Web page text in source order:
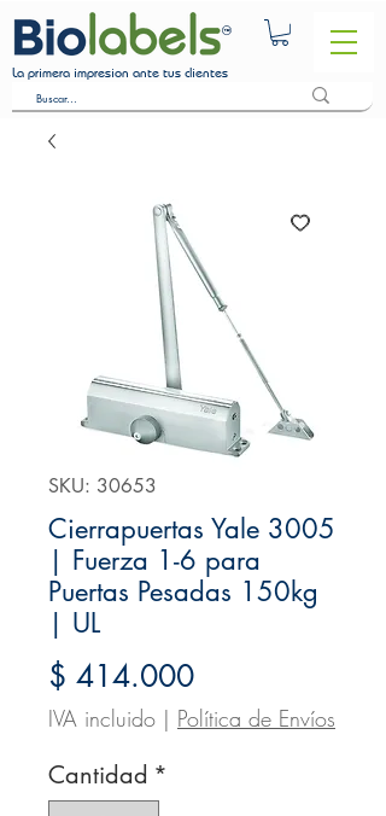
La primera impresion ante tus clientes
SKU: 30653
Cierrapuertas Yale 3005
| Fuerza 1-6 para
Puertas Pesadas 150kg
| UL
$ 414.000Precio
IVA incluido | Política de Envíos
Cantidad *